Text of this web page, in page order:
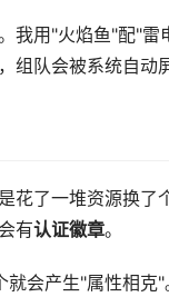
我用"火焰鱼"配"
组队会被系统自动
花了一堆资源换了
有认证徽章。
会产生"属性相